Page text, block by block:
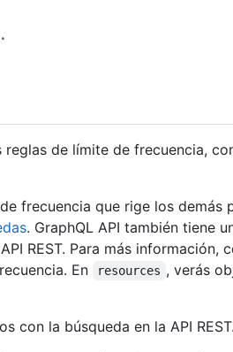
de límite de frecuencia,
frecuencia que rige los demás
. GraphQL API también tiene
REST. Para más información,
En resources , verás
con la búsqueda en la API REST.